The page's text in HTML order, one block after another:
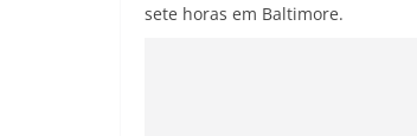
sete horas em Baltimore.